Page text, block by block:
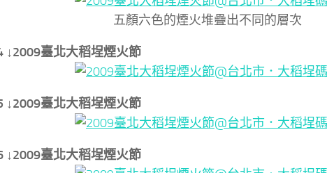
五顏六色的煙火堆疊出不同的層次
↓2009臺北大稻埕煙火節
↓2009臺北大稻埕煙火節
↓2009臺北大稻埕煙火節